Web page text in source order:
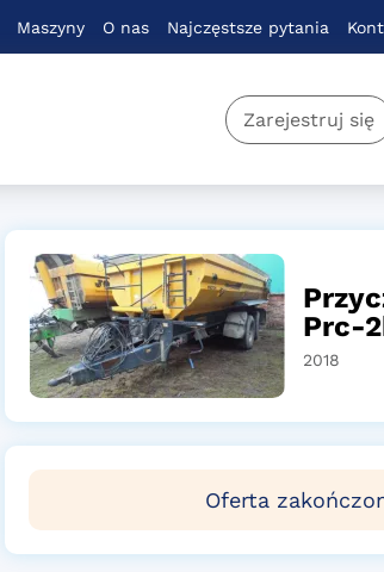
Maszyny O nas Najczęstsze pytania
Zarejestruj się
Prc-
2018
Oferta